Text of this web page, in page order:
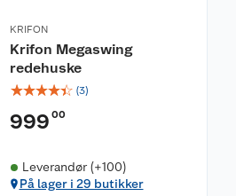
KRIFON
Krifon Megaswing
redehuske
☆☆☆☆☆ (3)
999 00
Leverandør (+100)
På lager i 29 butikker